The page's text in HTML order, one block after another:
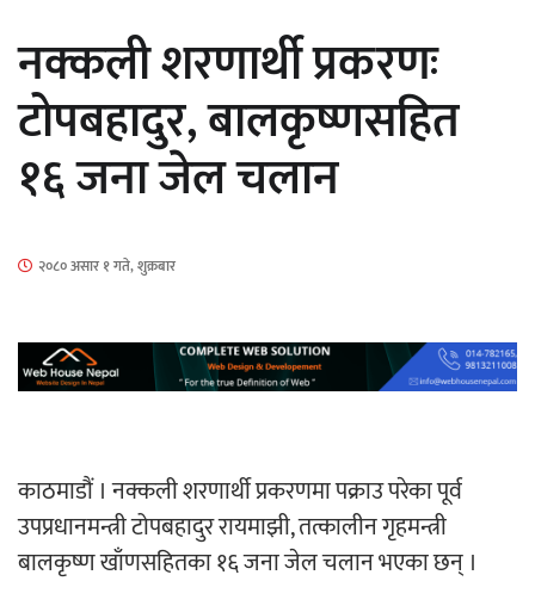
माताकाे नाममा गलत गतिविधि गर्ने थापा प्रहरी
नेपालगञ्जमा पर्खाल भत्किँदा दुई मजदुरको मृत्यु
‘ईयुमा डट कम’ले बुधबारदेखि आफ्नो
नक्कली शरणार्थी प्रकरणः
टोपबहादुर, बालकृष्णसहित
१६ जना जेल चलान
२०८० असार १ गते, शुक्रबार
काठमाडौं । नक्कली शरणार्थी प्रकरणमा पक्राउ परेका पूर्व
उपप्रधानमन्त्री टोपबहादुर रायमाझी, तत्कालीन गृहमन्त्री
बालकृष्ण खाँणसहितका १६ जना जेल चलान भएका छन् ।